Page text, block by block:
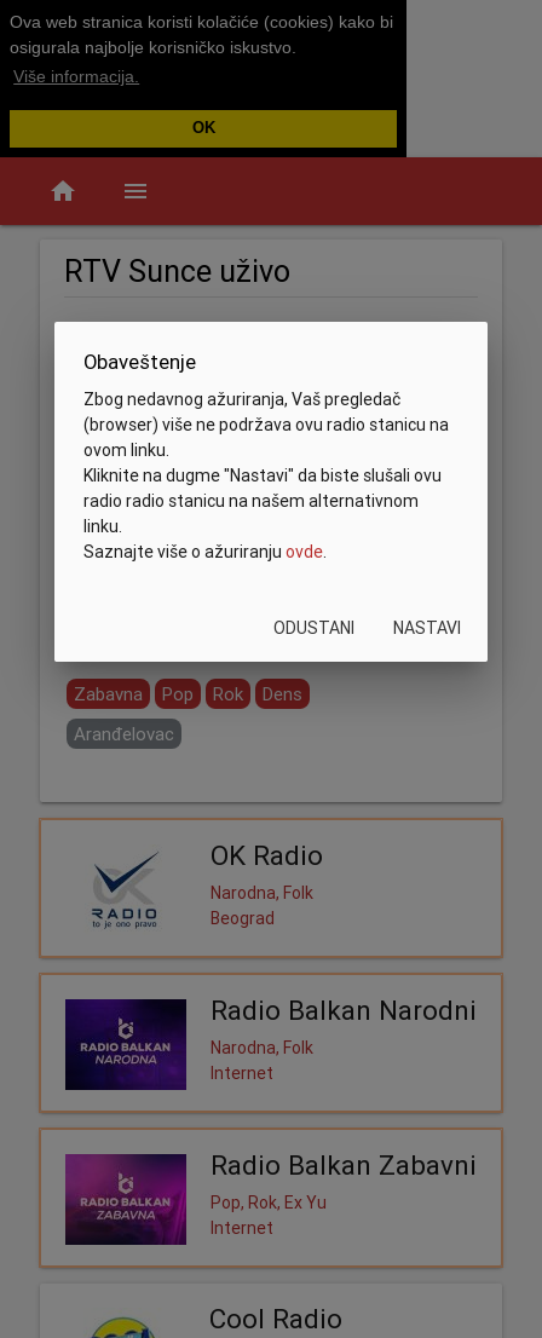
Ova web stranica koristi kolačiće (cookies) kako bi
osigurala najbolje korisničko iskustvo.
Više informacija.
OK
home menu
RTV Sunce uživo
Obaveštenje
Zbog nedavnog ažuriranja, Vaš pregledač
(browser) više ne podržava ovu radio stanicu na
ovom linku.
Kliknite na dugme "Nastavi" da biste slušali ovu
radio radio stanicu na našem alternativnom
linku.
Saznajte više o ažuriranju ovde.
ODUSTANI NASTAVI
Zabavna Pop Rok
Dens
Aranđelovac
OK Radio
Narodna, Folk
Beograd
Radio Balkan Narodni
Narodna, Folk
Internet
Radio Balkan Zabavni
Pop, Rok, Ex Yu
Internet
Cool Radio